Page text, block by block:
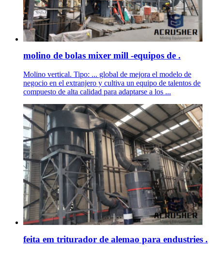
molino de bolas mixer mill -equipos de .
Molino vertical. Tipo: ... global de mejora el modelo de
negocio en el extranjero y cultiva un equipo de talentos de
compuesto de alta calidad para adaptarse a los ...
feita em triturador de alemao para endustries .